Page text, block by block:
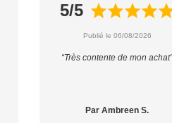
5/5
Publié le 06/08/2026
“Très contente de mon achat”
Par Ambreen S.